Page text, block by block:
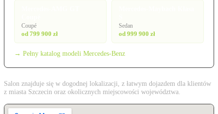
Coupé
od 799 900 zł
Sedan
od 999 900 zł
→ Pełny katalog modeli Mercedes-Benz
Salon znajduje się w dogodnej lokalizacji, z łatwym dojazdem dla klientów
z miasta Szczecin oraz okolicznych miejscowości województwa.